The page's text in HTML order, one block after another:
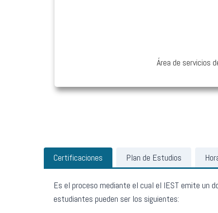
Área de servicios
Certificaciones Plan de Estudios
Es el proceso mediante el cual el IEST emite un
estudiantes pueden ser los siguientes: